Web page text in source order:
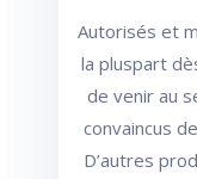
Autorisés et
la pluspart
de venir au
convaincus
D’autres